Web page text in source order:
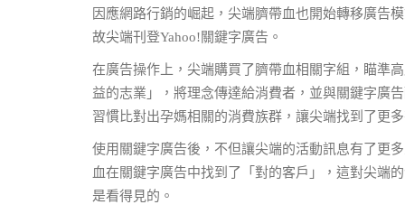
因應網路行銷的崛起，尖端臍帶血也開始轉移廣告
故尖端刊登Yahoo!關鍵字廣告。
在廣告操作上，尖端購買了臍帶血相關字組，瞄準
益的志業」，將理念傳達給消費者，並與關鍵字廣
習慣比對出孕媽相關的消費族群，讓尖端找到了更
使用關鍵字廣告後，不但讓尖端的活動訊息有了更
血在關鍵字廣告中找到了「對的客戶」，這對尖端
是看得見的。